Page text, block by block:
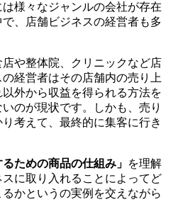
様々なジャンルの会社が存在
、店舗ビジネスの経営者も多
や整体院、クリニックなど店
経営者はその店舗内の売り上
外から収益を得られる方法を
のが現状です。しかも、売り
考えて、最終的に集客に行き
るための商品の仕組み」 を理解
に取り入れることによってど
かというの実例を交えながら